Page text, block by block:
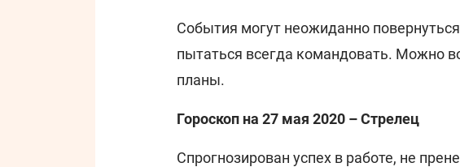
События могут неожиданно
пытаться всегда командовать. Можно
планы.
Гороскоп на 27 мая 2020 – Стрелец
Спрогнозирован успех в работе, не